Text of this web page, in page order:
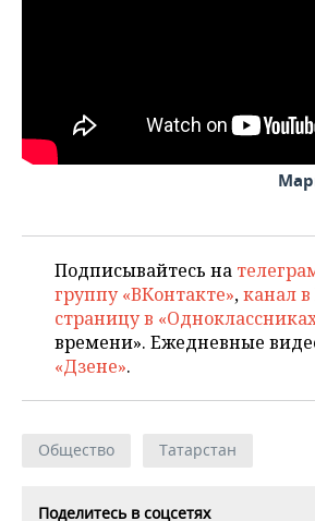
Подписывайтесь на
группу «ВКонтакте»,канал в
страницу в
времени». Ежедневные
«Дзене».
Общество Татарстан
Поделитесь в соцсетях